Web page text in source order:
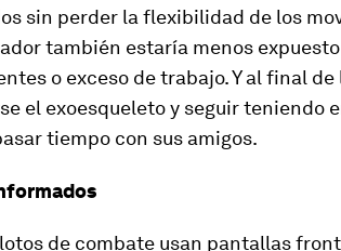
sin perder la flexibilidad de los
también estaría menos
o exceso de trabajo. Y al final
el exoesqueleto y seguir teniendo
tiempo con sus amigos.
de combate usan pantallas